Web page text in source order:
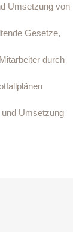
Umsetzung von
Gesetze,
durch
Umsetzung